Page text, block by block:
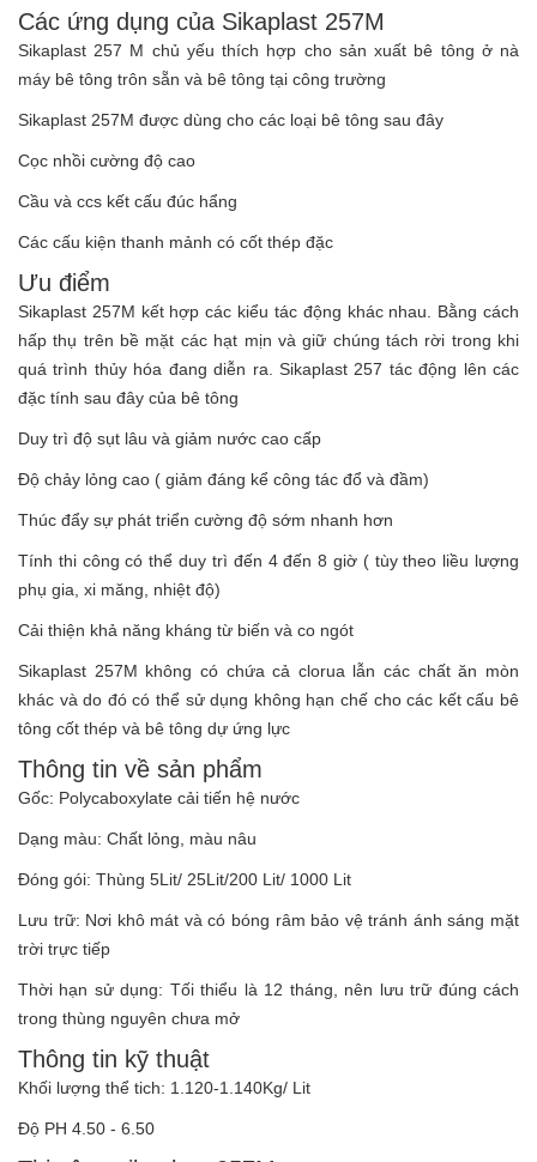
Các ứng dụng của Sikaplast 257M
Sikaplast 257 M chủ yếu thích hợp cho sản xuất bê tông ở nà
máy bê tông trôn sẵn và bê tông tại công trường
Sikaplast 257M được dùng cho các loại bê tông sau đây
Cọc nhồi cường độ cao
Cầu và ccs kết cấu đúc hẩng
Các cấu kiện thanh mảnh có cốt thép đặc
Ưu điểm
Sikaplast 257M kết hợp các kiểu tác động khác nhau. Bằng cách
hấp thụ trên bề mặt các hạt mịn và giữ chúng tách rời trong khi
quá trình thủy hóa đang diễn ra. Sikaplast 257 tác động lên các
đặc tính sau đây của bê tông
Duy trì độ sụt lâu và giảm nước cao cấp
Độ chảy lỏng cao ( giảm đáng kể công tác đổ và đầm)
Thúc đẩy sự phát triển cường độ sớm nhanh hơn
Tính thi công có thể duy trì đến 4 đến 8 giờ ( tùy theo liều lượng
phụ gia, xi măng, nhiệt độ)
Cải thiện khả năng kháng từ biến và co ngót
Sikaplast 257M không có chứa cả clorua lẫn các chất ăn mòn
khác và do đó có thể sử dụng không hạn chế cho các kết cấu bê
tông cốt thép và bê tông dự ứng lực
Thông tin về sản phẩm
Gốc: Polycaboxylate cải tiến hệ nước
Dạng màu: Chất lỏng, màu nâu
Đóng gói: Thùng 5Lit/ 25Lit/200 Lit/ 1000 Lit
Lưu trữ: Nơi khô mát và có bóng râm bảo vệ tránh ánh sáng mặt
trời trực tiếp
Thời hạn sử dụng: Tối thiểu là 12 tháng, nên lưu trữ đúng cách
trong thùng nguyên chưa mở
Thông tin kỹ thuật
Khối lượng thể tich: 1.120-1.140Kg/ Lit
Độ PH 4.50 - 6.50